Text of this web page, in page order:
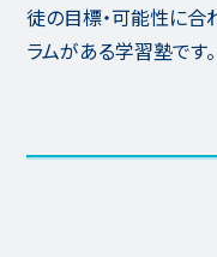
徒の目標・可能性に合
ラムがある学習塾です。